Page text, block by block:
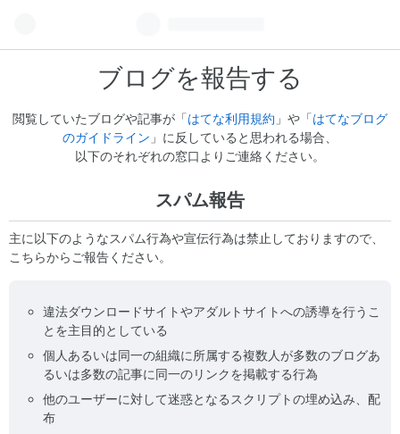
ブログを報告する
閲覧していたブログや記事が「はてな利用規約 」や「はてなブログ
のガイドライン 」に反していると思われる場合、
以下のそれぞれの窓口よりご連絡ください。
スパム報告
主に以下のようなスパム行為や宣伝行為は禁止しておりますので、
こちらからご報告ください。
違法ダウンロードサイトやアダルトサイトへの誘導を行うこ
とを主目的としている
個人あるいは同一の組織に所属する複数人が多数のブログあ
るいは多数の記事に同一のリンクを掲載する行為
他のユーザーに対して迷惑となるスクリプトの埋め込み、配
布